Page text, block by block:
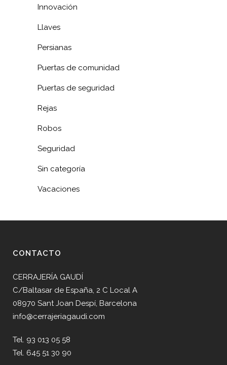
Innovación
Llaves
Persianas
Puertas de comunidad
Puertas de seguridad
Rejas
Robos
Seguridad
Sin categoría
Vacaciones
CONTACTO
CERRAJERÍA GAUDÍ
C/Baltasar de España, 2 C Local A
08970 Sant Joan Despí, Barcelona
info@cerrajeriagaudi.com
Tel. 93 013 05 58
Tel. 645 51 30 90